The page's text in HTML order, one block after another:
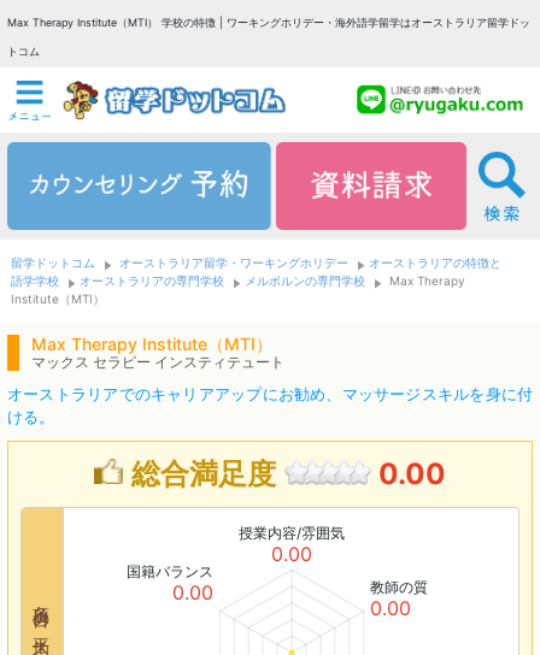
Max Therapy Institute（MTI） 学校の特徴 | ワーキングホリデー・海外語学留学はオーストラリア留学ドッ
トコム
留学ドットコム オーストラリア留学・ワーキングホリデー
オーストラリアの特徴と
語学学校
オーストラリアの専門学校 メルボルンの専門学校
Max Therapy
Institute（MTI）
Max Therapy Institute（MTI）
マックス セラピー インスティテュート
オーストラリアでのキャリアアップにお勧め、マッサージスキルを身に付
ける。
総合満足度 0.00
授業内容/雰囲気
0.00
教師の質
0.00
国籍バランス
0.00